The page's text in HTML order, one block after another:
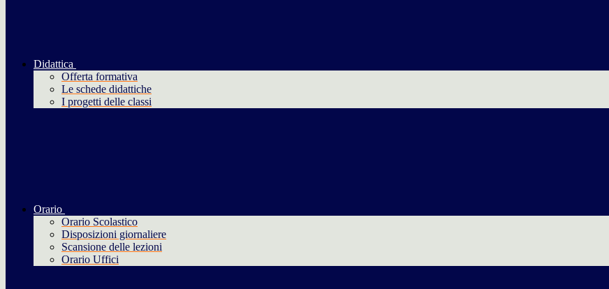
Didattica
Offerta formativa
Le schede didattiche
I progetti delle classi
Orario
Orario Scolastico
Disposizioni giornaliere
Scansione delle lezioni
Orario Uffici